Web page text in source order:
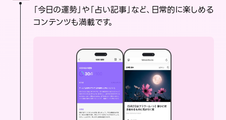
「今日の運勢」や「占い記事」など、日常的に楽しめる
コンテンツも満載です。